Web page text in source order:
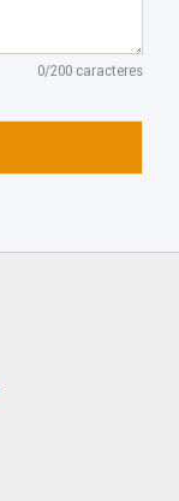
0/200 caracteres